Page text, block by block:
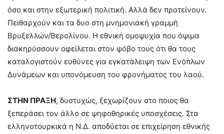
όσο και στην εξωτερική πολιτική. Αλλά δεν προτείνουν.
Πειθαρχούν και τα δυο στη μνημονιακή γραμμή
Βρυξελλών/Βερολίνου. Η εθνική ομοψυχία που όψιμα
διακηρύσσουν οφείλεται στον φόβο τους ότι θα τους
καταλογιστούν ευθύνες για εγκατάλειψη των Ενόπλων
Δυνάμεων και υπονόμευση του φρονήματος του λαού.
ΣΤΗΝ ΠΡΑΞΗ, δυστυχώς, ξεχωρίζουν στο ποιος θα
ξεπεράσει τον άλλο σε ψηφοθηρικές υποσχέσεις. Στα
ελληνοτουρκικά η Ν.Δ. αποδύεται σε επιχείρηση εθνικής